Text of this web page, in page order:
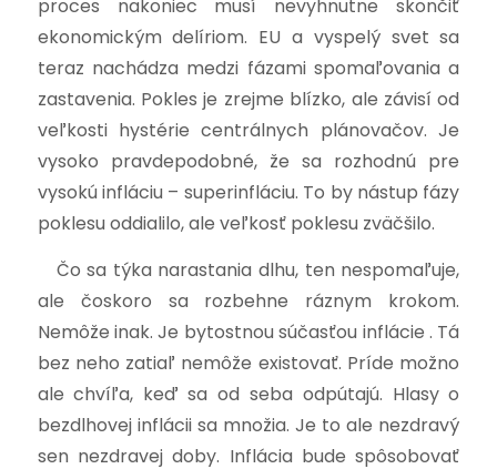
proces nakoniec musí nevyhnutne skončiť
ekonomickým delíriom. EU a vyspelý svet sa
teraz nachádza medzi fázami spomaľovania a
zastavenia. Pokles je zrejme blízko, ale závisí od
veľkosti hystérie centrálnych plánovačov. Je
vysoko pravdepodobné, že sa rozhodnú pre
vysokú infláciu – superinfláciu. To by nástup fázy
poklesu oddialilo, ale veľkosť poklesu zväčšilo.
Čo sa týka narastania dlhu, ten nespomaľuje,
ale čoskoro sa rozbehne ráznym krokom.
Nemôže inak. Je bytostnou súčasťou inflácie . Tá
bez neho zatiaľ nemôže existovať. Príde možno
ale chvíľa, keď sa od seba odpútajú. Hlasy o
bezdlhovej inflácii sa množia. Je to ale nezdravý
sen nezdravej doby. Inflácia bude spôsobovať